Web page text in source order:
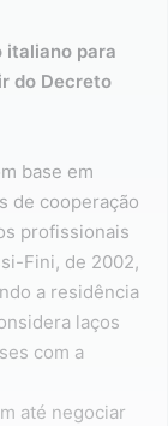
italiano para
do Decreto
base em
de cooperação
profissionais
Fini, de 2002,
a residência
laços
com a
até negociar